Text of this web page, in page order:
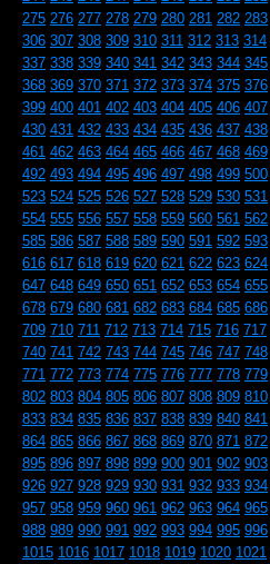
275 276 277 278 279 280 281 282 283
306 307 308 309 310 311 312 313 314
337 338 339 340 341 342 343 344 345
368 369 370 371 372 373 374 375 376
399 400 401 402 403 404 405 406 407
430 431 432 433 434 435 436 437 438
461 462 463 464 465 466 467 468 469
492 493 494 495 496 497 498 499 500
523 524 525 526 527 528 529 530 531
554 555 556 557 558 559 560 561 562
585 586 587 588 589 590 591 592 593
616 617 618 619 620 621 622 623 624
647 648 649 650 651 652 653 654 655
678 679 680 681 682 683 684 685 686
709 710 711 712 713 714 715 716 717
740 741 742 743 744 745 746 747 748
771 772 773 774 775 776 777 778 779
802 803 804 805 806 807 808 809 810
833 834 835 836 837 838 839 840 841
864 865 866 867 868 869 870 871 872
895 896 897 898 899 900 901 902 903
926 927 928 929 930 931 932 933 934
957 958 959 960 961 962 963 964 965
988 989 990 991 992 993 994 995 996
1015 1016 1017 1018 1019 1020 1021